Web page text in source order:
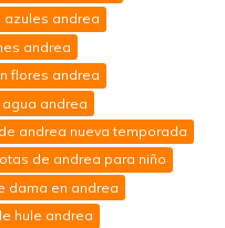
azules andrea
andrea
flores andrea
andrea
andrea nueva temporada
de andrea para niño
dama en andrea
hule andrea